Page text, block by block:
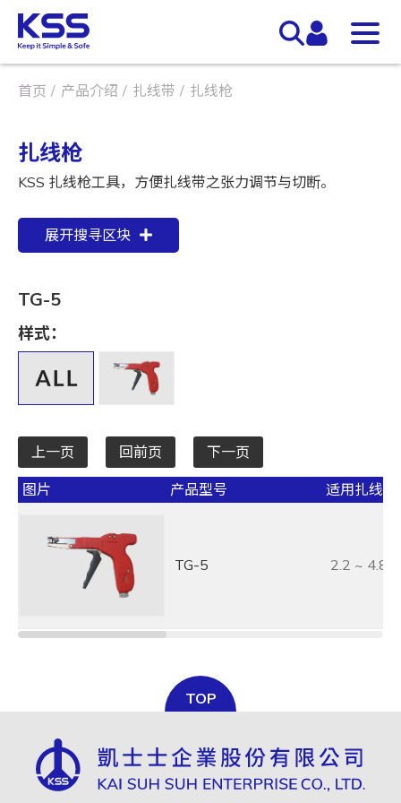
首页 产品介绍 扎线带 扎线枪
扎线枪
KSS 扎线枪工具，方便扎线带之张力调节与切断。
展开搜寻区块
TG-5
样式：
上一页 回前页 下一页
图片 产品型号 适用扎线
TG-5 2.2 ~ 4.8
TOP